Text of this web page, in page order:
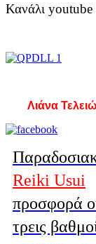
Κανάλι youtube
Λιάνα
Reiki Usui
προσφορά
τρεις